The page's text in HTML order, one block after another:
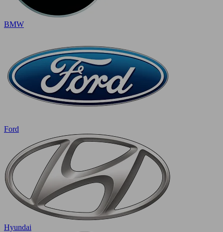
BMW
Ford
Hyundai